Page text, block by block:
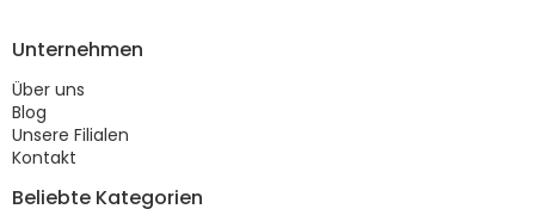
Unternehmen
Über uns
Blog
Unsere Filialen
Kontakt
Beliebte Kategorien